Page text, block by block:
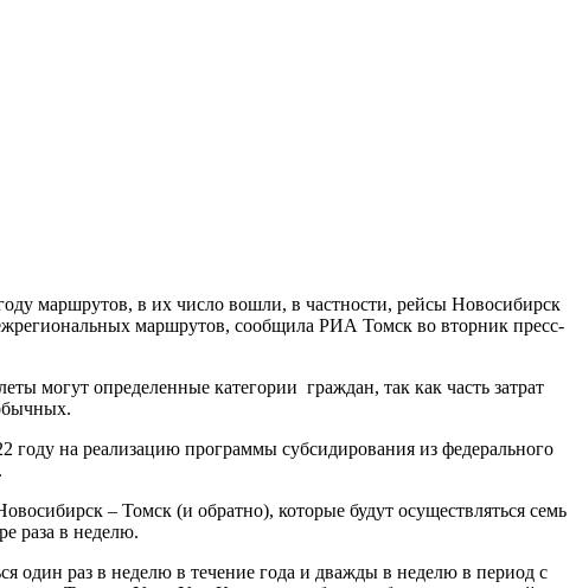
маршрутов, в их число вошли, в частности, рейсы Новосибирск
маршрутов, сообщила РИА Томск во вторник пресс-
могут определенные категории граждан, так как часть затрат
на реализацию программы субсидирования из федерального
– Томск (и обратно), которые будут осуществляться семь
раза в неделю.
один раз в неделю в течение года и дважды в неделю в период с